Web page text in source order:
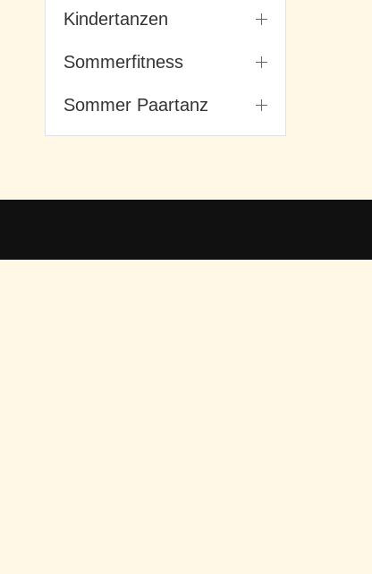
Kindertanzen
Sommerfitness
Sommer Paartanz